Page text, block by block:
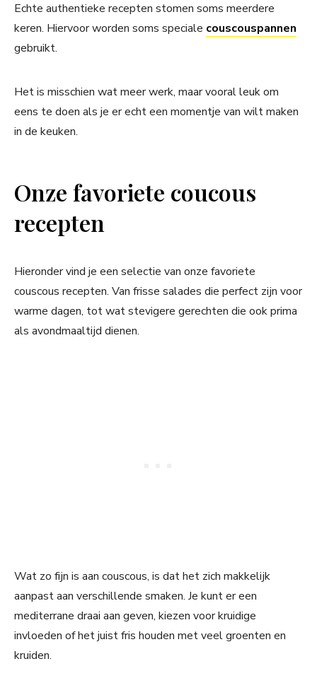
Echte authentieke recepten stomen soms meerdere
keren. Hiervoor worden soms speciale couscouspannen
gebruikt.
Het is misschien wat meer werk, maar vooral leuk om
eens te doen als je er echt een momentje van wilt maken
in de keuken.
Onze favoriete coucous
recepten
Hieronder vind je een selectie van onze favoriete
couscous recepten. Van frisse salades die perfect zijn voor
warme dagen, tot wat stevigere gerechten die ook prima
als avondmaaltijd dienen.
Wat zo fijn is aan couscous, is dat het zich makkelijk
aanpast aan verschillende smaken. Je kunt er een
mediterrane draai aan geven, kiezen voor kruidige
invloeden of het juist fris houden met veel groenten en
kruiden.